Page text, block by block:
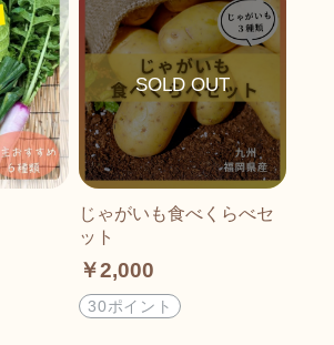
じゃがいも食べくらべセ
ット
￥2,000
30ポイント